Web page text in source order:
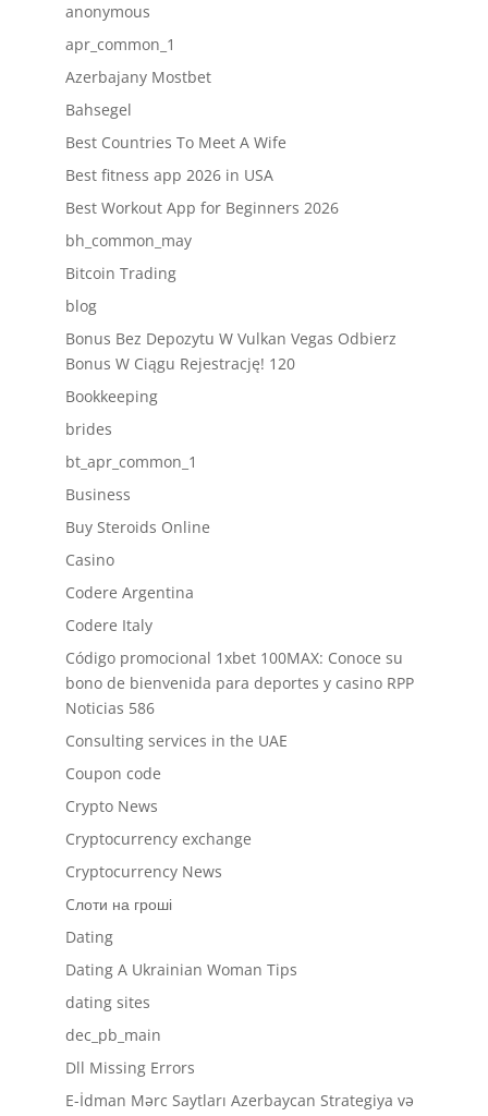
anonymous
apr_common_1
Azerbajany Mostbet
Bahsegel
Best Countries To Meet A Wife
Best fitness app 2026 in USA
Best Workout App for Beginners 2026
bh_common_may
Bitcoin Trading
blog
Bonus Bez Depozytu W Vulkan Vegas Odbierz
Bonus W Ciągu Rejestrację! 120
Bookkeeping
brides
bt_apr_common_1
Business
Buy Steroids Online
Casino
Codere Argentina
Codere Italy
Código promocional 1xbet 100MAX: Conoce su
bono de bienvenida para deportes y casino RPP
Noticias 586
Consulting services in the UAE
Coupon code
Crypto News
Cryptocurrency exchange
Cryptocurrency News
Cлоти на гроші
Dating
Dating A Ukrainian Woman Tips
dating sites
dec_pb_main
Dll Missing Errors
E-İdman Mərc Saytları Azerbaycan Strategiya və